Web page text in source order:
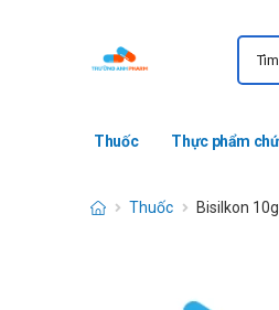
Thuốc Thực phẩm
Thuốc Bisilkon